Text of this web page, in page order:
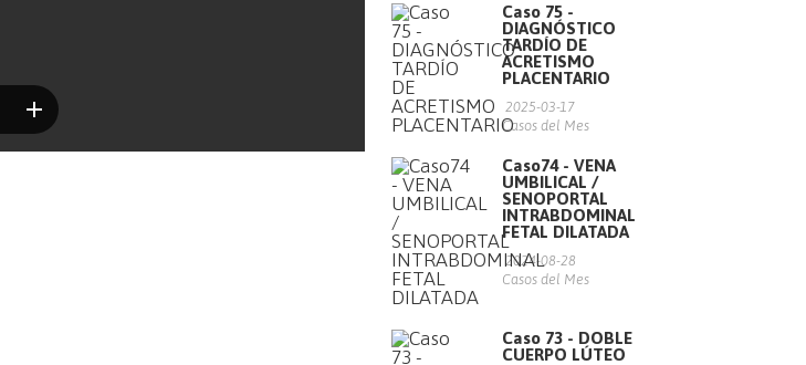
Caso 75 -
DIAGNÓSTICO
TARDÍO DE
ACRETISMO
PLACENTARIO
2025-03-17
Casos del Mes
Caso74 - VENA
UMBILICAL /
SENOPORTAL
INTRABDOMINAL
FETAL DILATADA
2024-08-28
Casos del Mes
Caso 73 - DOBLE
CUERPO LÚTEO